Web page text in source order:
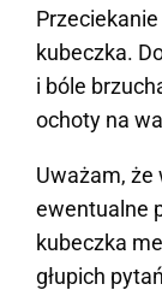
kubeczka.
i bóle
ochoty na
Uważam, że
ewentualne
kubeczka
głupich